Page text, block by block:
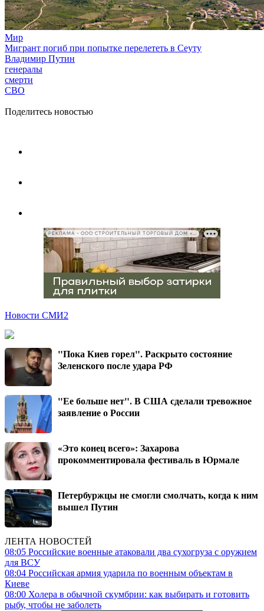
Мир
Мигрант погиб при попытке перелететь в Сеуту
Владимир Путин
генералы
смерти
СВО
Поделитесь новостью
РЕКЛАМА • ООО СТРОИТЕЛЬНЫЙ ТОРГОВЫЙ ДОМ «ПЕТРОВИЧ», ИНН 7802348846
Новости СМИ2
"Пока Киев горел". Раскрыто состояние
Зеленского после удара РФ
"Ее больше нет". В США сделали тревожное
заявление о России
«Это конец всего»: Захарова
прокомментировала фестиваль в Юрмале
Петербуржцы не смогли смолчать, когда к ним
вышел Путин
ЛЕНТА НОВОСТЕЙ
08:05 Российские военные атаковали два сухогруза с оружием
для ВСУ
08:04 Российская армия ударила по военным объектам в
Киеве
08:00 Холера в обычной скумбрии: как выбирать и готовить
рыбу, чтобы не заболеть